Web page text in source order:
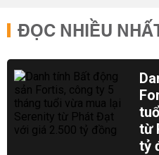
ĐỌC NHIỀU
từ
tỷ